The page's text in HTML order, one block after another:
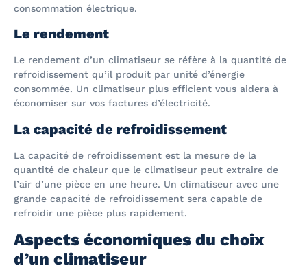
consommation électrique.
Le rendement
Le rendement d’un climatiseur se réfère à la quantité de
refroidissement qu’il produit par unité d’énergie
consommée. Un climatiseur plus efficient vous aidera à
économiser sur vos factures d’électricité.
La capacité de refroidissement
La capacité de refroidissement est la mesure de la
quantité de chaleur que le climatiseur peut extraire de
l’air d’une pièce en une heure. Un climatiseur avec une
grande capacité de refroidissement sera capable de
refroidir une pièce plus rapidement.
Aspects économiques du choix
d’un climatiseur